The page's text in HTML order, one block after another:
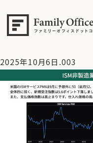
初めての方へ
ご利用の流れ
事例紹介
エキスパート
経済は悪化しているのか
2025年10月6日.003